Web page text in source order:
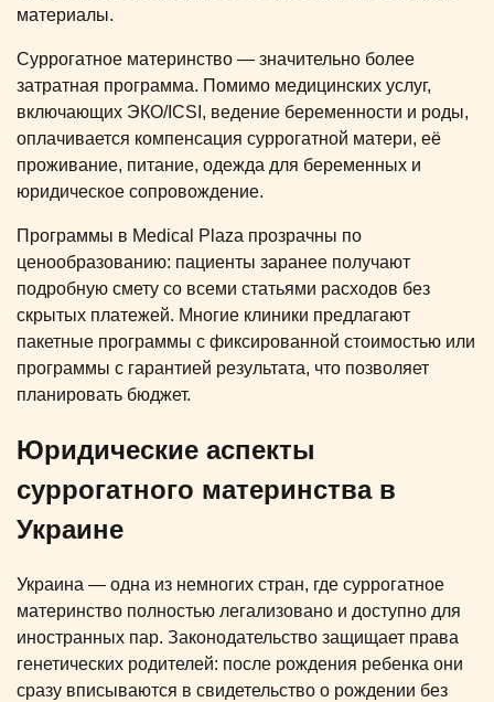
материалы.
Суррогатное материнство — значительно более
затратная программа. Помимо медицинских услуг,
включающих ЭКО/ICSI, ведение беременности и роды,
оплачивается компенсация суррогатной матери, её
проживание, питание, одежда для беременных и
юридическое сопровождение.
Программы в Medical Plaza прозрачны по
ценообразованию: пациенты заранее получают
подробную смету со всеми статьями расходов без
скрытых платежей. Многие клиники предлагают
пакетные программы с фиксированной стоимостью или
программы с гарантией результата, что позволяет
планировать бюджет.
Юридические аспекты
суррогатного материнства в
Украине
Украина — одна из немногих стран, где суррогатное
материнство полностью легализовано и доступно для
иностранных пар. Законодательство защищает права
генетических родителей: после рождения ребенка они
сразу вписываются в свидетельство о рождении без